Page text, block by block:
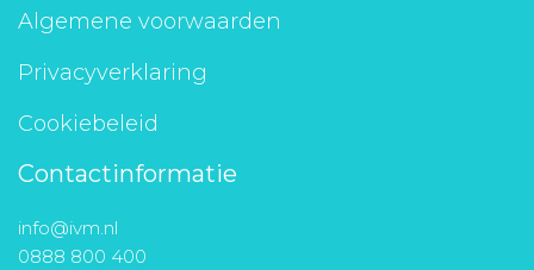
Algemene voorwaarden
Privacyverklaring
Cookiebeleid
Contactinformatie
info@ivm.nl
0888 800 400